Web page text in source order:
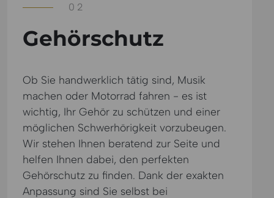
02
Gehörschutz
Ob Sie handwerklich tätig sind, Musik
machen oder Motorrad fahren - es ist
wichtig, Ihr Gehör zu schützen und einer
möglichen Schwerhörigkeit vorzubeugen.
Wir stehen Ihnen beratend zur Seite und
helfen Ihnen dabei, den perfekten
Gehörschutz zu finden. Dank der exakten
Anpassung sind Sie selbst bei